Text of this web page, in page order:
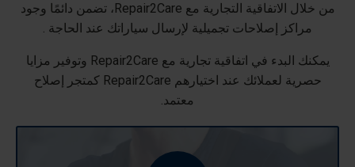
من خلال الاتفاقية التجارية مع Repair2Care، تضمن دائمًا وجود
مراكز إصلاحات تجميلية لإرسال سياراتك عند الحاجة .
يمكنك البدء في اتفاقية تجارية مع Repair2Care وتوفير مزايا
حصرية لعملائك عند اختيارهم Repair2Care كمتجر إصلاح
معتمد.